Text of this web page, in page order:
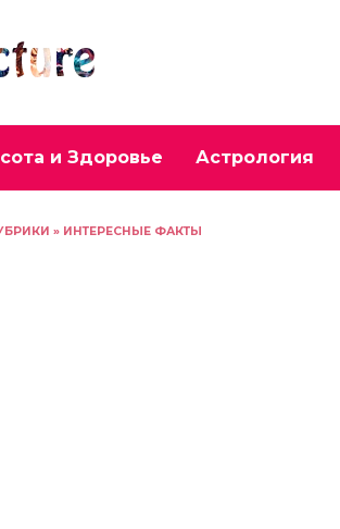
и Здоровье Астрология
» ИНТЕРЕСНЫЕ ФАКТЫ